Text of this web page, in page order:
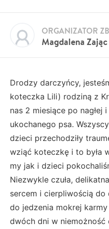
Magdalena Zając
ORGANIZATOR
Drodzy darczyńcy,
koteczka Lili) rodziną z
nas 2 miesiące po nagłej
ukochanego psa.
dzieci przechodziły
wziąć koteczkę i to była
my jak i dzieci
Niezwykle czuła,
sercem i cierpliwością do
do jedzenia mokrej
dwóch dni w niemożność